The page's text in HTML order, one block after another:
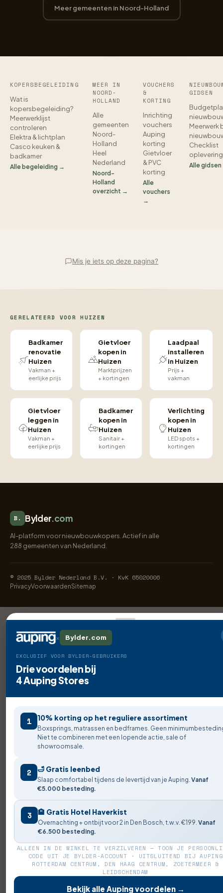
Meer gemeenten in Noord-Holland
KOPERSBEGELEIDING
Wat is
kopersbegeleiding?
Meerwerklijst
controleren
Elektra & lichtplan
Casco keuken &
badkamer
Alle begeleiding →
MEER IN
NOORD-
HOLLAND
Alle
gemeenten
Noord-
Holland
Heel
Nederland
Noord-
Holland
overzicht →
VOUCHERS
&
KORTING
Inrichting
vouchers
Auping
korting
Gietvloer
& PVC
korting
Alle
vouchers
→
GIDSEN
Meerwerk
Checklist
oplevering
Alle
Mis je iets op deze pagina?
GERELATEERD VOOR HUIZEN
Badkamer
renovatie
Huizen
Vakman +
eerlijke prijs
Gietvloer
kopen in
Huizen
Marktprijzen
+ kortingen
Laadpaal
installeren
in Huizen
Prijs +
vakman
Gietvloer
leggen in
Huizen
Vakman +
eerlijke prijs
Badkamer
kopen in
Huizen
Sanitair +
kortingen
Verlichting
kopen in
Huizen
LED spots +
kortingen
B. Bylder.com
AI-platform voor nieuwbouwkopers. Actief in alle
288 gemeenten van Nederland.
© 2025 Bylder Nederland B.V. · KvK 65020006
PrivacyVoorwaardenSitemap
× Bylder.com
EXCLUSIEF VOOR BYLDER-GEBRUIKERS
Drie voordelen bij
4 Auping Stores
1 10% korting op het reguliere assortiment
Boxsprings, matrassen en bedframes. Geen
Niet te combineren met een lopende actie, sale of
showroomsale.
2 🛁 Gratis leenbed
Slaap comfortabel tijdens de levertijd van je Auping. Vanaf
€5.000 besteding.
3 🏨 Gratis Hotel Haverkist
Overnachting + ontbijt voor 2 in Den Bosch, t.w.v. €199. Vanaf
€6.500 besteding.
ALLEEN IN DE WINKEL TE VERZILVEREN — TOON JE
CODE UIT JE BYLDER-ACCOUNT · UITSLUITEND BIJ AUPING
ROTTERDAM CENTRUM, DEN HAAG CENTRUM, ZOETERMEER &
LEIDSCHENDAM
Bekijk alle Auping voordelen →